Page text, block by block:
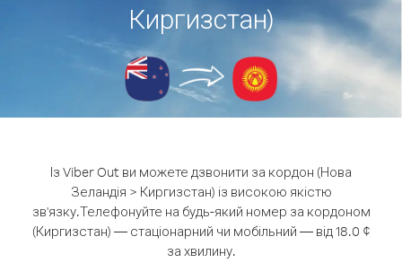
Киргизстан)
Із Viber Out ви можете дзвонити за кордон (Нова
Зеландія > Киргизстан) із високою якістю
зв'язку.Телефонуйте на будь-який номер за кордоном
(Киргизстан) — стаціонарний чи мобільний — від 18.0 ¢
за хвилину.